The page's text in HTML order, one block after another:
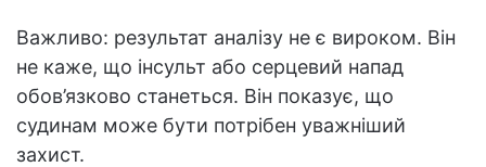
Важливо: результат аналізу не є вироком. Він
не каже, що інсульт або серцевий напад
обов’язково станеться. Він показує, що
судинам може бути потрібен уважніший
захист.